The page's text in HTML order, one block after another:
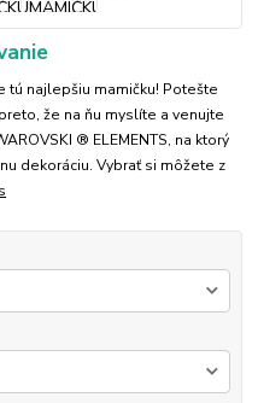
tú najlepšiu mamičku! Potešte
že na ňu myslíte a venujte
® ELEMENTS, na ktorý
dekoráciu. Vybrať si môžete z